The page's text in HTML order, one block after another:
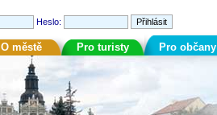
Heslo:
O městě Pro turisty Pro občany